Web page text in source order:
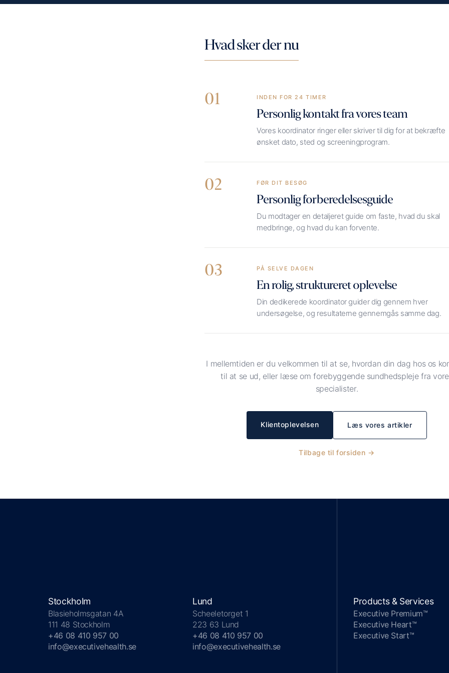
Hvad sker der nu
01 INDEN FOR 24 TIMER
Personlig kontakt fra vores team
Vores koordinator ringer eller skriver til dig for at bekræfte
ønsket dato, sted og screeningprogram.
02 FØR DIT BESØG
Personlig forberedelsesguide
Du modtager en detaljeret guide om faste, hvad du skal
medbringe, og hvad du kan forvente.
03 PÅ SELVE DAGEN
En rolig, struktureret oplevelse
Din dedikerede koordinator guider dig gennem hver
undersøgelse, og resultaterne gennemgås samme dag.
I mellemtiden er du velkommen til at se, hvordan din dag hos os
til at se ud, eller læse om forebyggende sundhedspleje fra
specialister.
Klientoplevelsen Læs vores artikler
Tilbage til forsiden →
Stockholm
Blasieholmsgatan 4A
111 48 Stockholm
+46 08 410 957 00
info@executivehealth.se
Lund
Scheeletorget 1
223 63 Lund
+46 08 410 957 00
info@executivehealth.se
Products & Services
Executive Premium™
Executive Heart™
Executive Start™